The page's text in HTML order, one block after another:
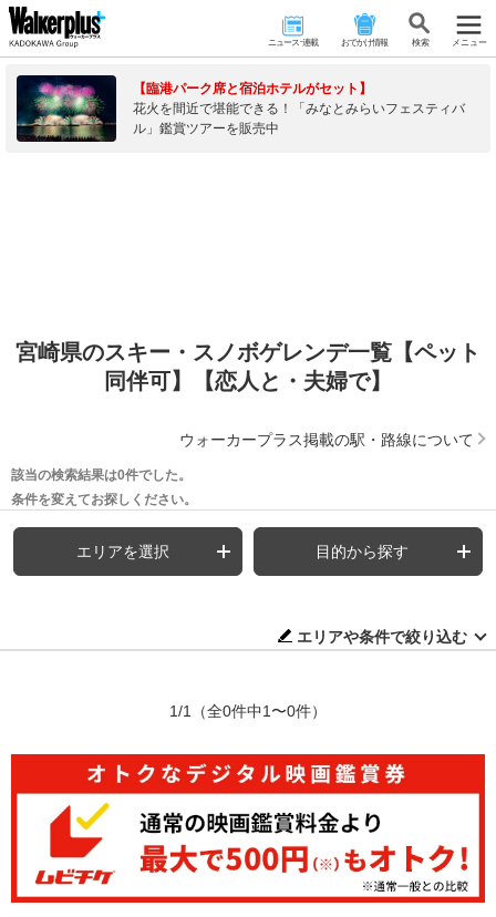
ニュース･連載 おでかけ情報 検 索 メニュー
【臨港パーク席と宿泊ホテルがセット】
花火を間近で堪能できる！「みなとみらいフェスティバ
ル」鑑賞ツアーを販売中
宮崎県のスキー・スノボゲレンデ一覧【ペット
同伴可】【恋人と・夫婦で】
ウォーカープラス掲載の駅・路線について
該当の検索結果は0件でした。
条件を変えてお探しください。
エリアを選択 目的から探す
エリアや条件で絞り込む
1/1 （全0件中1〜0件）